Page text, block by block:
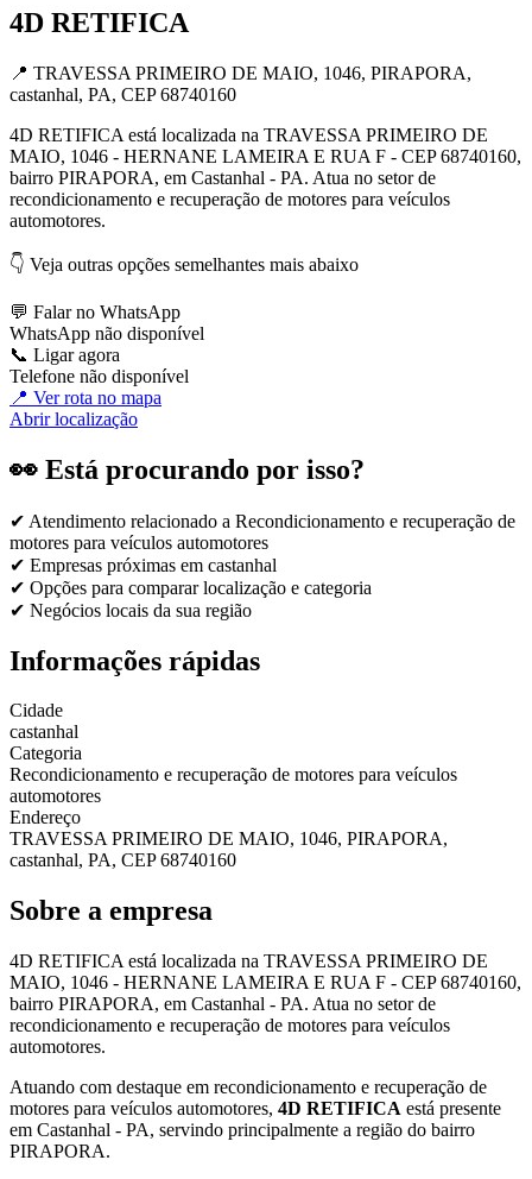
4D RETIFICA
📍 TRAVESSA PRIMEIRO DE MAIO, 1046, PIRAPORA,
castanhal, PA, CEP 68740160
4D RETIFICA está localizada na TRAVESSA PRIMEIRO DE
MAIO, 1046 - HERNANE LAMEIRA E RUA F - CEP 68740160,
bairro PIRAPORA, em Castanhal - PA. Atua no setor de
recondicionamento e recuperação de motores para veículos
automotores.
👇 Veja outras opções semelhantes mais abaixo
💬 Falar no WhatsApp
WhatsApp não disponível
📞 Ligar agora
Telefone não disponível
📍 Ver rota no mapa
Abrir localização
👀 Está procurando por isso?
✔ Atendimento relacionado a Recondicionamento e recuperação de
motores para veículos automotores
✔ Empresas próximas em castanhal
✔ Opções para comparar localização e categoria
✔ Negócios locais da sua região
Informações rápidas
Cidade
castanhal
Categoria
Recondicionamento e recuperação de motores para veículos
automotores
Endereço
TRAVESSA PRIMEIRO DE MAIO, 1046, PIRAPORA,
castanhal, PA, CEP 68740160
Sobre a empresa
4D RETIFICA está localizada na TRAVESSA PRIMEIRO DE
MAIO, 1046 - HERNANE LAMEIRA E RUA F - CEP 68740160,
bairro PIRAPORA, em Castanhal - PA. Atua no setor de
recondicionamento e recuperação de motores para veículos
automotores.
Atuando com destaque em recondicionamento e recuperação de
motores para veículos automotores, 4D RETIFICA está presente
em Castanhal - PA, servindo principalmente a região do bairro
PIRAPORA.